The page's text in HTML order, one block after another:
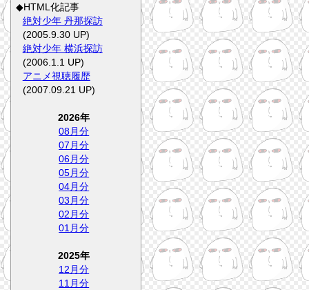
◆HTML化記事
絶対少年 丹那探訪
(2005.9.30 UP)
絶対少年 横浜探訪
(2006.1.1 UP)
アニメ視聴履歴
(2007.09.21 UP)
2026年
08月分
07月分
06月分
05月分
04月分
03月分
02月分
01月分
2025年
12月分
11月分